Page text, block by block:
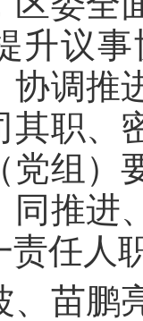
升议
协调推
其职、
党组）
同推进
责任人
鹏亮